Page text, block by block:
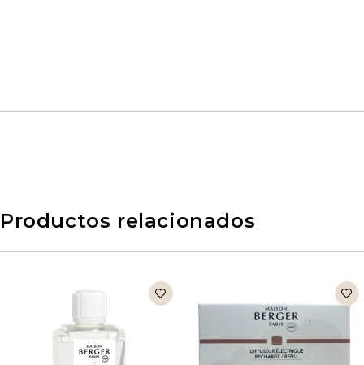
Productos relacionados